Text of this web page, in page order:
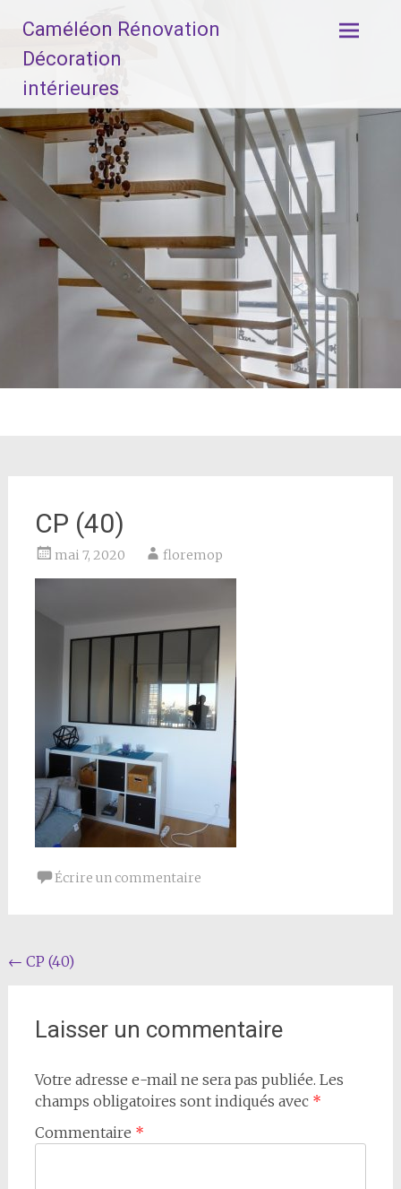
contenu
Caméléon Rénovation
Décoration
intérieures
CP (40)
mai 7, 2020 floremop
Écrire un commentaire
Navigation
l'article
← CP (40)
Laisser un commentaire
Votre adresse e-mail ne sera pas publiée. Les
champs obligatoires sont indiqués avec *
Commentaire *